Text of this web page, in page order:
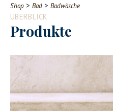
Contact
Shop > Bad > Badwäsche
ÜBERBLICK
Produkte